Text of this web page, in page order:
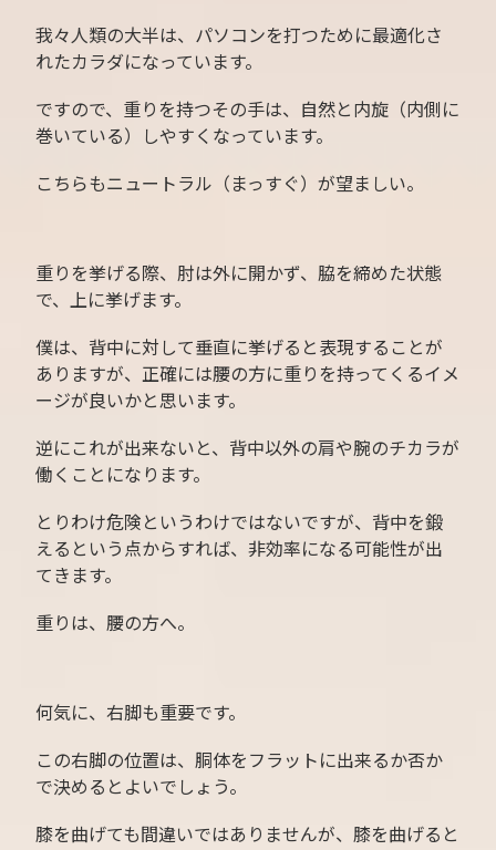
我々人類の大半は、パソコンを打つために最適化さ
れたカラダになっています。
ですので、重りを持つその手は、自然と内旋（内側に
巻いている）しやすくなっています。
こちらもニュートラル（まっすぐ）が望ましい。
重りを挙げる際、肘は外に開かず、脇を締めた状態
で、上に挙げます。
僕は、背中に対して垂直に挙げると表現することが
ありますが、正確には腰の方に重りを持ってくるイメ
ージが良いかと思います。
逆にこれが出来ないと、背中以外の肩や腕のチカラが
働くことになります。
とりわけ危険というわけではないですが、背中を鍛
えるという点からすれば、非効率になる可能性が出
てきます。
重りは、腰の方へ。
何気に、右脚も重要です。
この右脚の位置は、胴体をフラットに出来るか否か
で決めるとよいでしょう。
膝を曲げても間違いではありませんが、膝を曲げると